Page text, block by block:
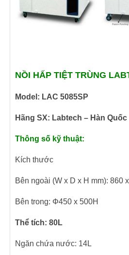
NỒI HẤP TIỆT TRÙNG
Model: LAC 5085SP
Hãng SX: Labtech – Hàn Quốc
Thông số kỹ thuật:
Kích thước
Bên ngoài (W x D x H mm): 860
Bên trong: Φ450 x 500H
Thể tích: 80L
Ngăn chứa nước: 14L